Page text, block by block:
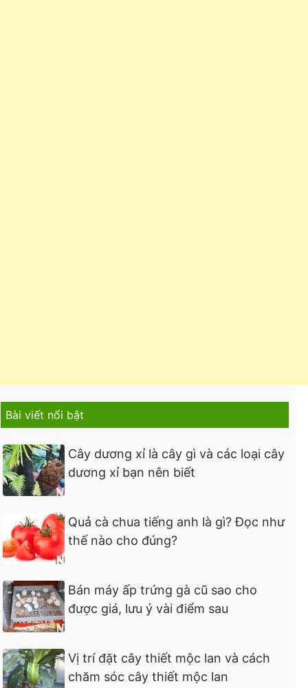
Bài viết nổi bật
Cây dương xỉ là cây gì và các loại cây
dương xỉ bạn nên biết
Quả cà chua tiếng anh là gì? Đọc như
thế nào cho đúng?
Bán máy ấp trứng gà cũ sao cho
được giá, lưu ý vài điểm sau
Vị trí đặt cây thiết mộc lan và cách
chăm sóc cây thiết mộc lan